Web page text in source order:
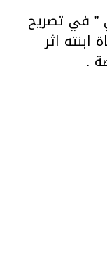
” في تصريح
اثر
.